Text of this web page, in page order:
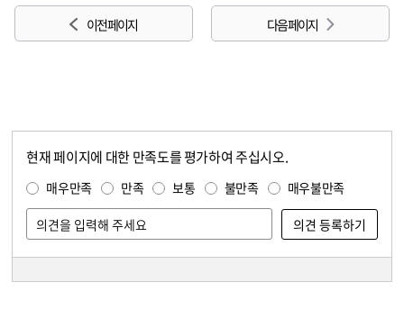
이전 페이지 다음 페이지
현재 페이지에 대한 만족도를 평가하여 주십시오.
매우만족 만족 보통 불만족 매우불만족